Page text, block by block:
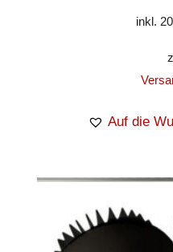
inkl.
Auf die